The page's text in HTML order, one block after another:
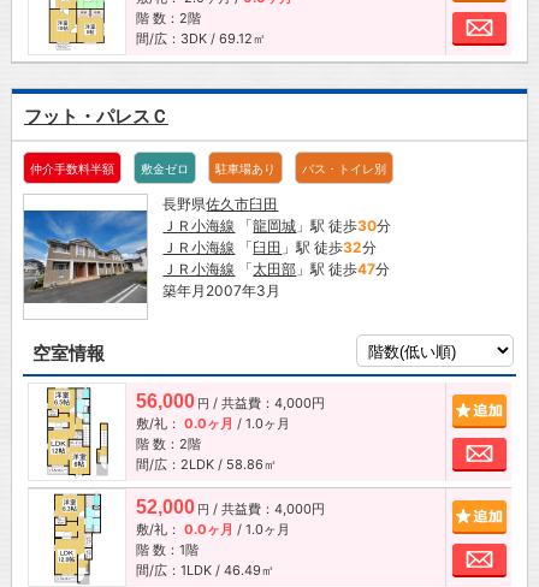
階 数：2階
間/広：3DK / 69.12㎡
お
フット・パレスＣ
仲介手数料半額 敷金ゼロ 駐車場あり バス・トイレ別
長野県佐久市臼田
ＪＲ小海線 「龍岡城 」駅 徒歩30分
ＪＲ小海線 「臼田 」駅 徒歩32分
ＪＲ小海線 「太田部 」駅 徒歩47分
築年月2007年3月
空室情報
56,000 円 / 共益費：4,000円
敷/礼： 0.0ヶ月 / 1.0ヶ月
階 数：2階
間/広：2LDK / 58.86㎡
お
52,000 円 / 共益費：4,000円
敷/礼： 0.0ヶ月 / 1.0ヶ月
階 数：1階
間/広：1LDK / 46.49㎡
お